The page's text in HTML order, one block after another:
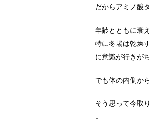
だからアミノ酸
年齢とともに衰
特に冬場は乾燥
に意識が行きが
でも体の内側か
そう思って今取
↓